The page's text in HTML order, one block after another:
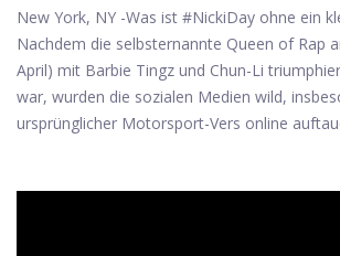
New York, NY -Was ist #NickiDay ohne ein
Nachdem die selbsternannte Queen of Rap
April) mit Barbie Tingz und Chun-Li
war, wurden die sozialen Medien wild,
ursprünglicher Motorsport-Vers online